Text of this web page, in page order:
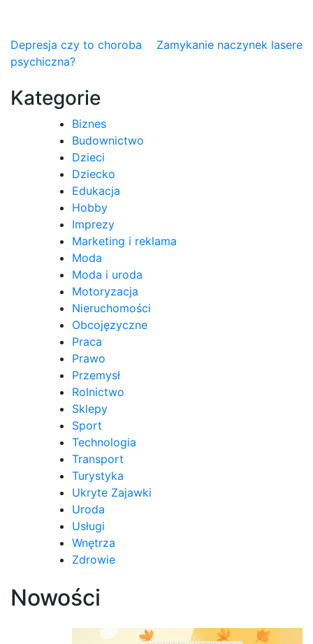
Nawigacja
wpisu
Depresja czy to choroba
psychiczna?
Zamykanie naczynek lasere
Kategorie
Biznes
Budownictwo
Dzieci
Dziecko
Edukacja
Hobby
Imprezy
Marketing i reklama
Moda
Moda i uroda
Motoryzacja
Nieruchomości
Obcojęzyczne
Praca
Prawo
Przemysł
Rolnictwo
Sklepy
Sport
Technologia
Transport
Turystyka
Ukryte Zajawki
Uroda
Usługi
Wnętrza
Zdrowie
Nowości